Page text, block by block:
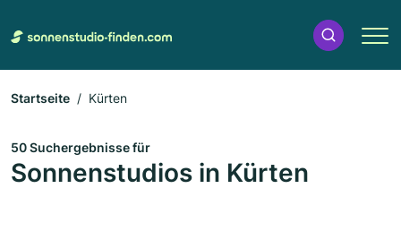
Startseite Kürten
50 Suchergebnisse für
Sonnenstudios in Kürten